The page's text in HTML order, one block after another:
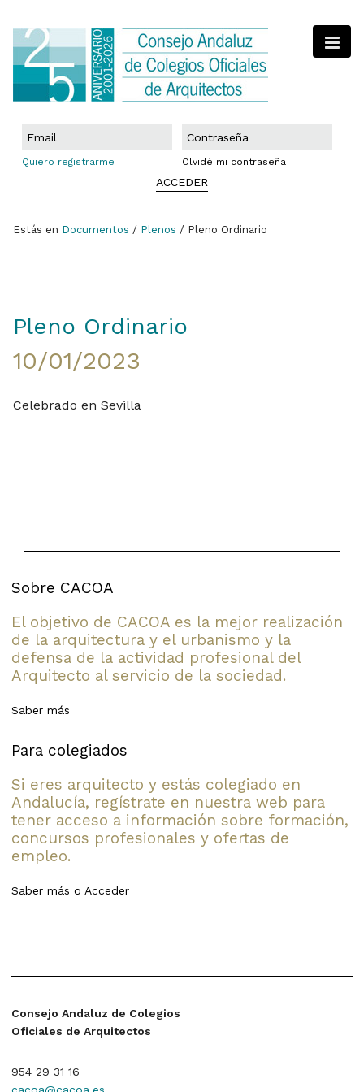
Quiero registrarme Olvidé mi contraseña
ACCEDER
Estás en Documentos / Plenos / Pleno Ordinario
Pleno Ordinario
10/01/2023
Celebrado en Sevilla
Sobre CACOA
El objetivo de CACOA es la mejor realización
de la arquitectura y el urbanismo y la
defensa de la actividad profesional del
Arquitecto al servicio de la sociedad.
Saber más
Para colegiados
Si eres arquitecto y estás colegiado en
Andalucía, regístrate en nuestra web para
tener acceso a información sobre formación,
concursos profesionales y ofertas de
empleo.
Saber más o Acceder
Consejo Andaluz de Colegios
Oficiales de Arquitectos
954 29 31 16